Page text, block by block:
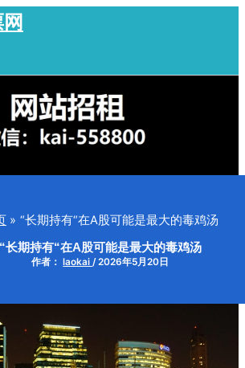
“长期持有“在A股可能是最大的毒鸡汤
“长期持有“在A股可能是最大的毒鸡汤
作者： laokai /2026年5月20日